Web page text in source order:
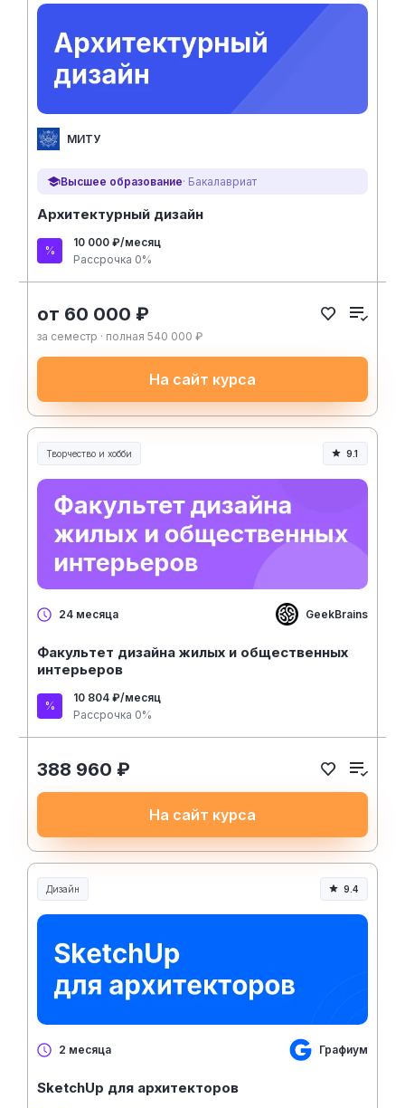
МИТУ
Высшее образование· Бакалавриат
Архитектурный дизайн
10 000 ₽/месяц
Рассрочка 0%
от 60 000 ₽
за семестр · полная 540 000 ₽
На сайт курса
Творчество и хобби
Творчество, контент и хобби
9.1
24 месяца GeekBrains
Факультет дизайна жилых и общественных
интерьеров
10 804 ₽/месяц
Рассрочка 0%
388 960 ₽
На сайт курса
Дизайн 9.4
2 месяца Графиум
SketchUp для архитекторов